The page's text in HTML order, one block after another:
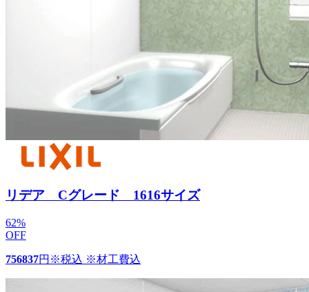
リデア Cグレード 1616サイズ
62%
OFF
756837円 ※税込 ※材工費込